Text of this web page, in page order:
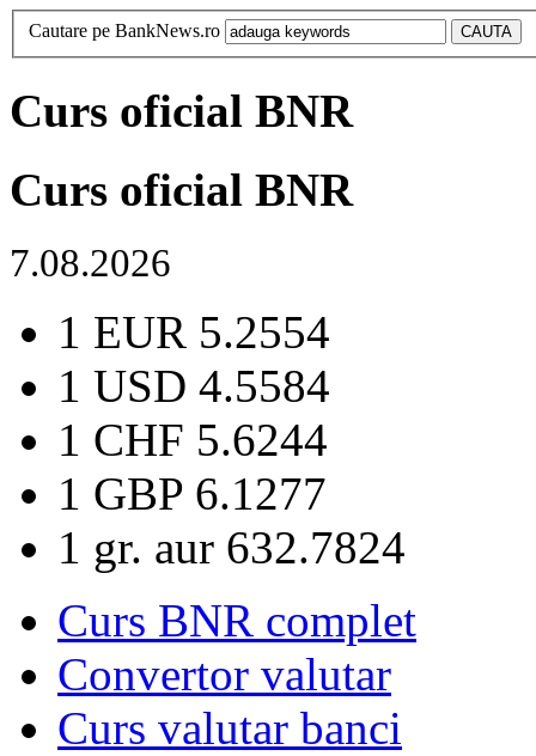
Cautare pe BankNews.ro
Curs oficial BNR
Curs oficial BNR
7.08.2026
1 EUR 5.2554
1 USD 4.5584
1 CHF 5.6244
1 GBP 6.1277
1 gr. aur 632.7824
Curs BNR complet
Convertor valutar
Curs valutar banci